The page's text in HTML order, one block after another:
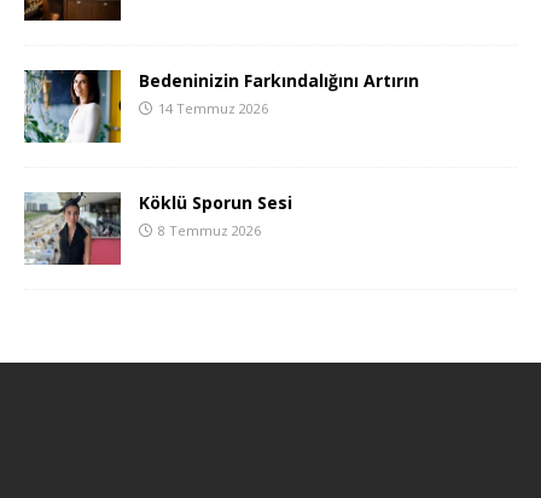
Bedeninizin Farkındalığını Artırın
14 Temmuz 2026
Köklü Sporun Sesi
8 Temmuz 2026